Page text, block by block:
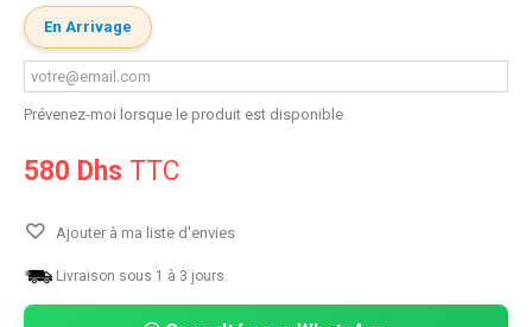
En Arrivage
Prévenez-moi lorsque le produit est disponible
580 Dhs TTC
Ajouter à ma liste d'envies
Livraison sous 1 à 3 jours.